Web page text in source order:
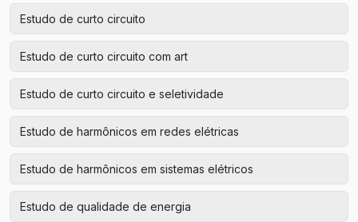
Estudo de curto circuito
Estudo de curto circuito com art
Estudo de curto circuito e seletividade
Estudo de harmônicos em redes elétricas
Estudo de harmônicos em sistemas elétricos
Estudo de qualidade de energia